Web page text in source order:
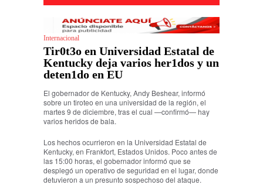
Internacional
Tir0t3o en Universidad Estatal de
Kentucky deja varios her1dos y un
deten1do en EU
El gobernador de Kentucky, Andy Beshear, informó
sobre un tiroteo en una universidad de la región, el
martes 9 de diciembre, tras el cual —confirmó— hay
varios heridos de bala.
Los hechos ocurrieron en la Universidad Estatal de
Kentucky, en Frankfort, Estados Unidos. Poco antes de
las 15:00 horas, el gobernador informó que se
desplegó un operativo de seguridad en el lugar, donde
detuvieron a un presunto sospechoso del ataque.